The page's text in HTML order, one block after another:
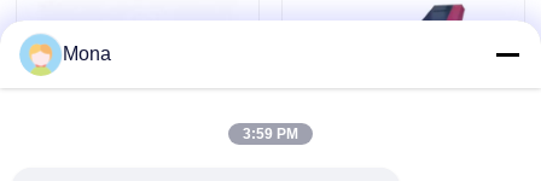
notícias
Forro cerâmico do desgaste
Mona
3:59 PM